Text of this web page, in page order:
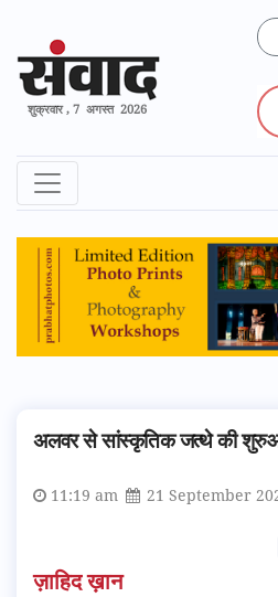
शुक्रवार , 7 अगस्त 2026
अलवर से सांस्कृतिक जत्थे की
11:19 am 21 September
ज़ाहिद ख़ान